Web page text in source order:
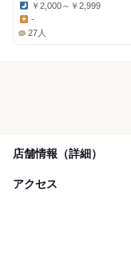
Dinner:
￥2,000～￥2,999
Lunch:
-
27人
店舗情報（詳細）
アクセス